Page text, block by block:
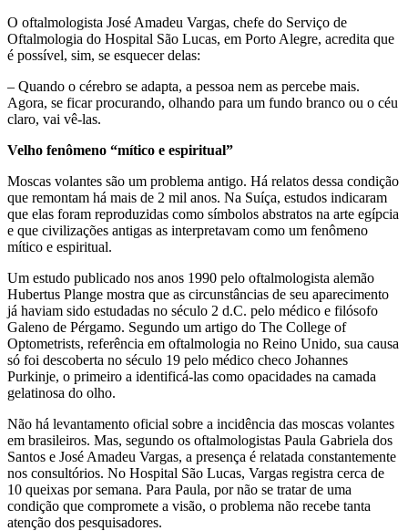
O oftalmologista José Amadeu Vargas, chefe do Serviço de
Oftalmologia do Hospital São Lucas, em Porto Alegre, acredita que
é possível, sim, se esquecer delas:
– Quando o cérebro se adapta, a pessoa nem as percebe mais.
Agora, se ficar procurando, olhando para um fundo branco ou o céu
claro, vai vê-las.
Velho fenômeno “mítico e espiritual”
Moscas volantes são um problema antigo. Há relatos dessa condição
que remontam há mais de 2 mil anos. Na Suíça, estudos indicaram
que elas foram reproduzidas como símbolos abstratos na arte egípcia
e que civilizações antigas as interpretavam como um fenômeno
mítico e espiritual.
Um estudo publicado nos anos 1990 pelo oftalmologista alemão
Hubertus Plange mostra que as circunstâncias de seu aparecimento
já haviam sido estudadas no século 2 d.C. pelo médico e filósofo
Galeno de Pérgamo. Segundo um artigo do The College of
Optometrists, referência em oftalmologia no Reino Unido, sua causa
só foi descoberta no século 19 pelo médico checo Johannes
Purkinje, o primeiro a identificá-las como opacidades na camada
gelatinosa do olho.
Não há levantamento oficial sobre a incidência das moscas volantes
em brasileiros. Mas, segundo os oftalmologistas Paula Gabriela dos
Santos e José Amadeu Vargas, a presença é relatada constantemente
nos consultórios. No Hospital São Lucas, Vargas registra cerca de
10 queixas por semana. Para Paula, por não se tratar de uma
condição que compromete a visão, o problema não recebe tanta
atenção dos pesquisadores.